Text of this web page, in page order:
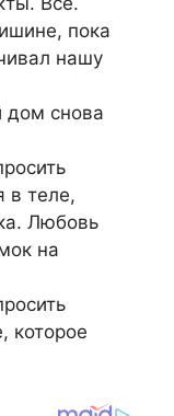
пока
нашу
дом снова
в теле,
Любовь
на
которое